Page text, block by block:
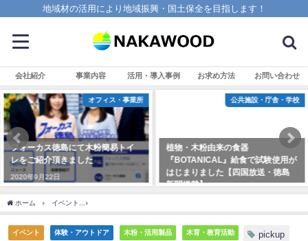
地域材の活用により地域振興・国土保全を目指します！
会社紹介 事業内容 活用・導入事例 お求め方法 お問い合わせ
オフィス・事業所
フォーカス徳島にて木粉簡易トイ
レをご紹介頂きました
2020年9月22日
公共施設・庁舎・学校
植物・木粉由来の食器
『BOTANICAL』給食で試験使用が
はじまりました【四国放送・徳島
新聞掲載】
ホーム イベント
イベント 体験・アウトドア 木粉・活用製品 木育・教育活動 pickup